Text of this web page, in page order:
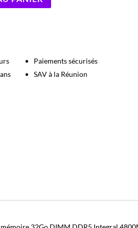
Paiements sécurisés
SAV à la Réunion